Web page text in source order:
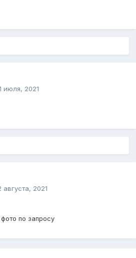
июля, 2021
августа, 2021
по запросу